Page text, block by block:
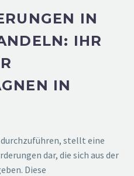
IN
IHR
IN
stellt eine
dar, die sich aus der
Diese